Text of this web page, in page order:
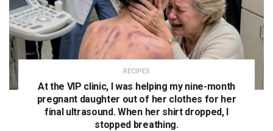
RECIPES
At the VIP clinic, I was helping my nine-month
pregnant daughter out of her clothes for her
final ultrasound. When her shirt dropped, I
stopped breathing.